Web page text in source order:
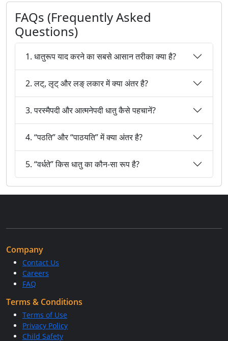
FAQs (Frequently Asked
Questions)
1. धातुरूप याद करने का सबसे आसान तरीका क्या है?
2. लट्, लृट् और लङ् लकार में क्या अंतर है?
3. परस्मैपदी और आत्मनेपदी धातु कैसे पहचानें?
4. “पठति” और “पाठयति” में क्या अंतर है?
5. “वर्धते” किस धातु का कौन-सा रूप है?
Company
Contact Us
Careers
FAQ
Terms & Conditions
Terms of Use
Privacy Policy
Child Safety